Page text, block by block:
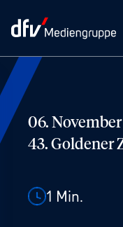
06.
43. Goldener
1 Min.